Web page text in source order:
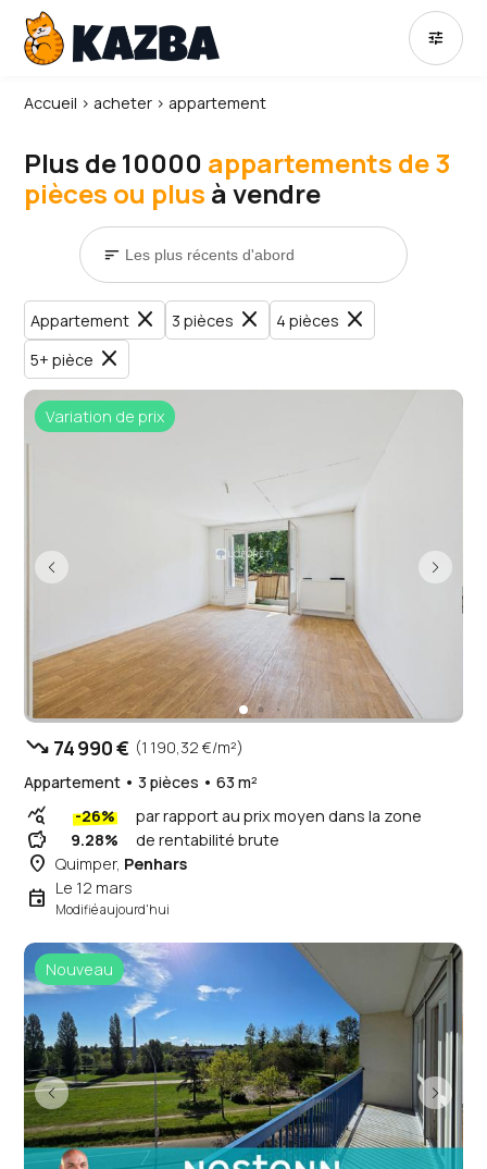
tune
Accueil › acheter › appartement
Plus de 10000 appartements de 3
pièces ou plus à vendre
sort
Appartement close 3 pièces close 4 pièces close
5+ pièce close
Variation de prix
trending_down 74 990 € (1 190,32 €/m²)
Appartement • 3 pièces • 63 m²
query_stats -26% par rapport au prix moyen dans la zone
savings 9.28% de rentabilité brute
place Quimper, Penhars
event Le 12 mars
Modifié aujourd'hui
Nouveau